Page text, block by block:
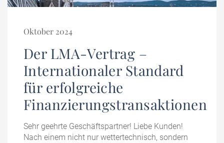
Oktober 2024
Der LMA-Vertrag –
Internationaler Standard
für erfolgreiche
Finanzierungstransaktionen
Sehr geehrte Geschäftspartner! Liebe Kunden!
Nach einem nicht nur wettertechnisch, sondern